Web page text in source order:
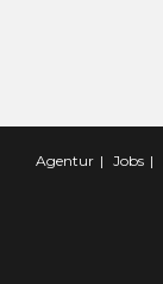
Agentur Jobs